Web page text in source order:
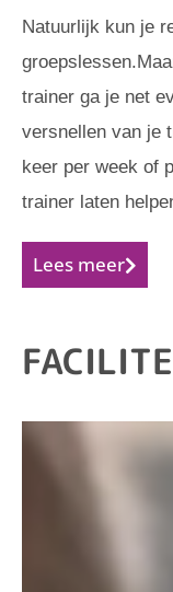
Natuurlijk kun je
trainer ga je net
versnellen van je
keer per week of
trainer laten
Lees meer